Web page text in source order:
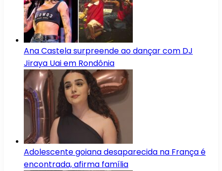
Ana Castela surpreende ao dançar com DJ
Jiraya Uai em Rondônia
Adolescente goiana desaparecida na França é
encontrada, afirma família